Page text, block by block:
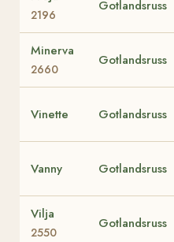
2196
Gotlandsruss
Minerva
2660
Gotlandsruss
Vinette Gotlandsruss
Vanny Gotlandsruss
Vilja
2550
Gotlandsruss